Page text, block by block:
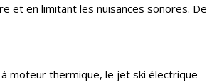
et en limitant les nuisances sonores. De
moteur thermique, le jet ski électrique